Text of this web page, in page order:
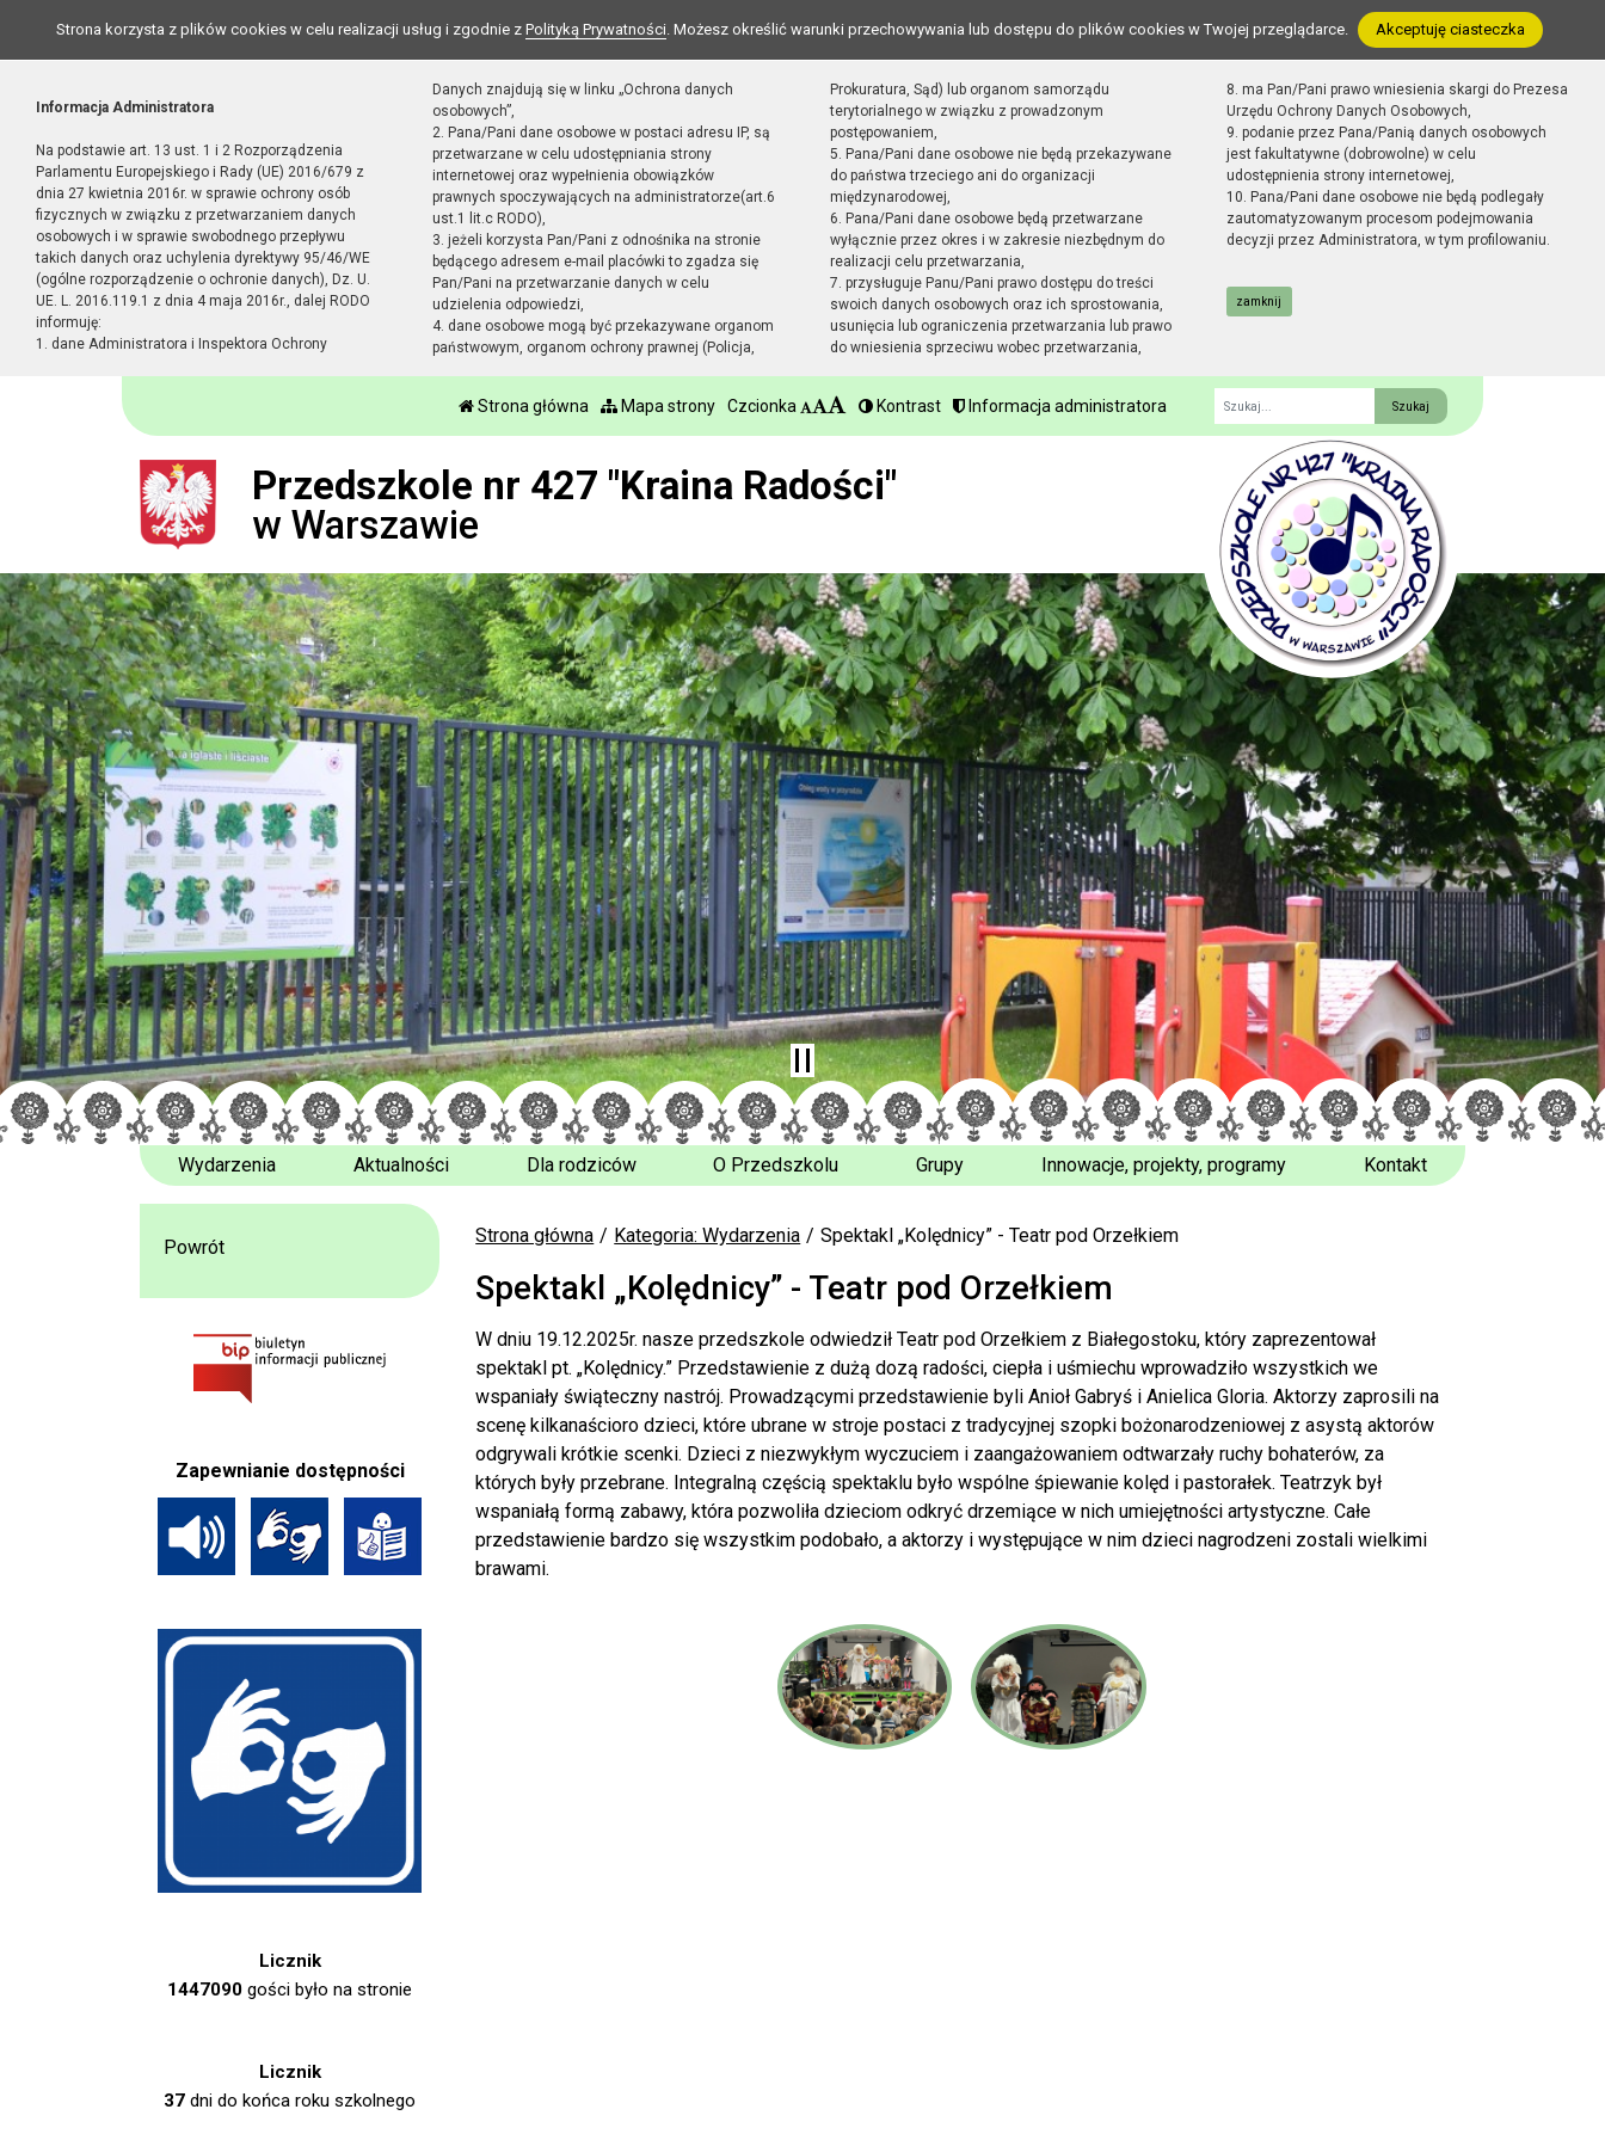
Strona korzysta z plików cookies w celu realizacji usług i zgodnie z Polityką Prywatności. Możesz określić warunki przechowywania lub dostępu do plików cookies w Twojej przeglądarce. Akceptuję ciasteczka
Informacja Administratora
Na podstawie art. 13 ust. 1 i 2 Rozporządzenia
Parlamentu Europejskiego i Rady (UE) 2016/679 z
dnia 27 kwietnia 2016r. w sprawie ochrony osób
fizycznych w związku z przetwarzaniem danych
osobowych i w sprawie swobodnego przepływu
takich danych oraz uchylenia dyrektywy 95/46/WE
(ogólne rozporządzenie o ochronie danych), Dz. U.
UE. L. 2016.119.1 z dnia 4 maja 2016r., dalej RODO
informuję:
1. dane Administratora i Inspektora Ochrony
Danych znajdują się w linku „Ochrona danych
osobowych”,
2. Pana/Pani dane osobowe w postaci adresu IP, są
przetwarzane w celu udostępniania strony
internetowej oraz wypełnienia obowiązków
prawnych spoczywających na administratorze(art.6
ust.1 lit.c RODO),
3. jeżeli korzysta Pan/Pani z odnośnika na stronie
będącego adresem e-mail placówki to zgadza się
Pan/Pani na przetwarzanie danych w celu
udzielenia odpowiedzi,
4. dane osobowe mogą być przekazywane organom
państwowym, organom ochrony prawnej (Policja,
Prokuratura, Sąd) lub organom samorządu
terytorialnego w związku z prowadzonym
postępowaniem,
5. Pana/Pani dane osobowe nie będą przekazywane
do państwa trzeciego ani do organizacji
międzynarodowej,
6. Pana/Pani dane osobowe będą przetwarzane
wyłącznie przez okres i w zakresie niezbędnym do
realizacji celu przetwarzania,
7. przysługuje Panu/Pani prawo dostępu do treści
swoich danych osobowych oraz ich sprostowania,
usunięcia lub ograniczenia przetwarzania lub prawo
do wniesienia sprzeciwu wobec przetwarzania,
8. ma Pan/Pani prawo wniesienia skargi do Prezesa
Urzędu Ochrony Danych Osobowych,
9. podanie przez Pana/Panią danych osobowych
jest fakultatywne (dobrowolne) w celu
udostępnienia strony internetowej,
10. Pana/Pani dane osobowe nie będą podlegały
zautomatyzowanym procesom podejmowania
decyzji przez Administratora, w tym profilowaniu.
zamknij
Strona główna Mapa strony Czcionka Kontrast Informacja administratora
Fraza
Przedszkole nr 427 "Kraina Radości"
w Warszawie
Wydarzenia Aktualności Dla rodziców O Przedszkolu Grupy Innowacje, projekty, programy Kontakt
Strona główna Kategoria: Wydarzenia Spektakl „Kolędnicy” - Teatr pod Orzełkiem
Spektakl „Kolędnicy” - Teatr pod Orzełkiem
W dniu 19.12.2025r. nasze przedszkole odwiedził Teatr pod Orzełkiem z Białegostoku, który zaprezentował
spektakl pt. „Kolędnicy.” Przedstawienie z dużą dozą radości, ciepła i uśmiechu wprowadziło wszystkich we
wspaniały świąteczny nastrój. Prowadzącymi przedstawienie byli Anioł Gabryś i Anielica Gloria. Aktorzy zaprosili na
scenę kilkanaścioro dzieci, które ubrane w stroje postaci z tradycyjnej szopki bożonarodzeniowej z asystą aktorów
odgrywali krótkie scenki. Dzieci z niezwykłym wyczuciem i zaangażowaniem odtwarzały ruchy bohaterów, za
których były przebrane. Integralną częścią spektaklu było wspólne śpiewanie kolęd i pastorałek. Teatrzyk był
wspaniałą formą zabawy, która pozwoliła dzieciom odkryć drzemiące w nich umiejętności artystyczne. Całe
przedstawienie bardzo się wszystkim podobało, a aktorzy i występujące w nim dzieci nagrodzeni zostali wielkimi
brawami.
Powrót
Zapewnianie dostępności
Licznik
1447090 gości było na stronie
Licznik
37 dni do końca roku szkolnego